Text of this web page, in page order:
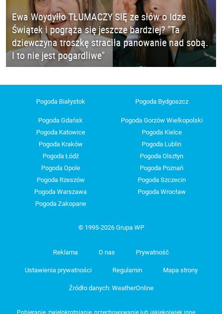
Ewa Woydyłło TŁUMACZY SIĘ ze słów o Idze
Świątek i pogrąża się jeszcze bardziej? "Ta
dziewczyna troszkę straciła panowanie nad sobą.
I to nie jest pogardliwe"
Pogoda Białystok Pogoda Bydgoszcz
Pogoda Gdańsk
Pogoda Gorzów Wielkopolski
Pogoda Katowice
Pogoda Kielce
Pogoda Kraków
Pogoda Lublin
Pogoda Łódź
Pogoda Olsztyn
Pogoda Opole
Pogoda Poznań
Pogoda Rzeszów
Pogoda Szczecin
Pogoda Warszawa
Pogoda Wrocław
Pogoda Zakopane
© 1995-2026 Grupa WP
Reklama O nas Prywatność
Ustawienia prywatności Regulamin Mapa strony
Źródło danych: WeatherOnline
Pobieranie, zwielokrotnianie, przechowywanie lub jakiekolwiek inne